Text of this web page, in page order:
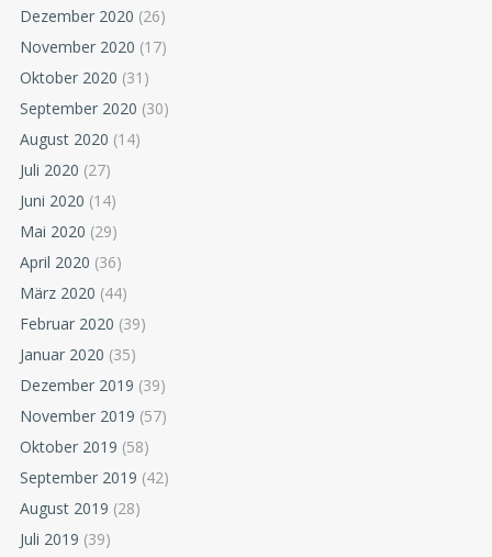
Dezember 2020 (26)
November 2020 (17)
Oktober 2020 (31)
September 2020 (30)
August 2020 (14)
Juli 2020 (27)
Juni 2020 (14)
Mai 2020 (29)
April 2020 (36)
März 2020 (44)
Februar 2020 (39)
Januar 2020 (35)
Dezember 2019 (39)
November 2019 (57)
Oktober 2019 (58)
September 2019 (42)
August 2019 (28)
Juli 2019 (39)